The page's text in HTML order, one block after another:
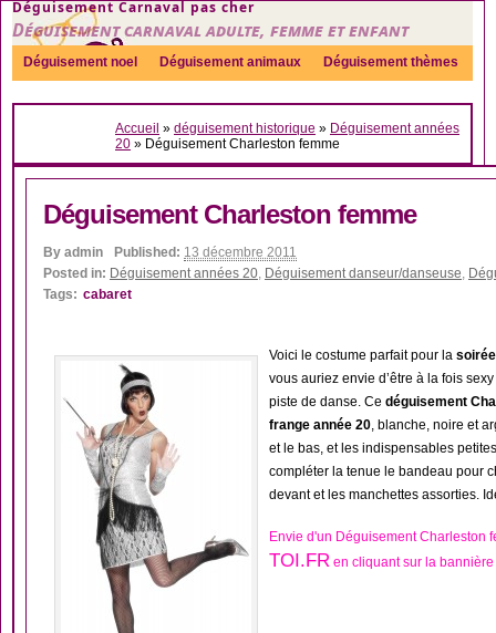
Déguisement Carnaval pas cher
Déguisement carnaval adulte, femme et enfant
Déguisement noel Déguisement animaux Déguisement thèmes
Sexy Déguisement couple Déguisements par genre Idées
Accueil » déguisement historique » Déguisement années
20 » Déguisement Charleston femme
Déguisement Charleston femme
By admin Published: 13 décembre 2011
Posted in: Déguisement années 20, Déguisement danseur/danseuse,
Tags: cabaret
Voici le costume parfait pour la
vous auriez envie d’être à la fois
piste de danse. Ce déguisement
frange année 20, blanche, noire et
et le bas, et les indispensables
compléter la tenue le bandeau pour
devant et les manchettes assorties.
Envie d'un Déguisement Charleston
TOI.FR en cliquant sur la bannière